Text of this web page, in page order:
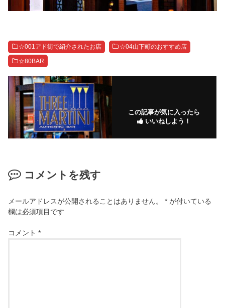
☆001アド街で紹介されたお店 ☆04山下町のおすすめ店
☆80BAR
この記事が気に入ったら
いいねしよう！
コメントを残す
メールアドレスが公開されることはありません。 * が付いている
欄は必須項目です
コメント*